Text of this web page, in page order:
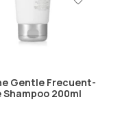
Gentle Frecuent-
Shampoo 200ml